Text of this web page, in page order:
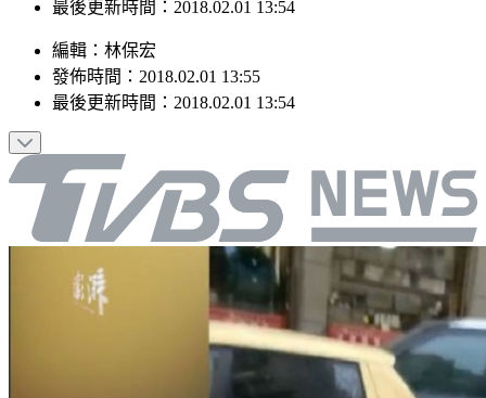
發佈時間：2018.02.01 13:55
最後更新時間：2018.02.01 13:54